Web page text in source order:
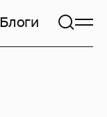
Блоги